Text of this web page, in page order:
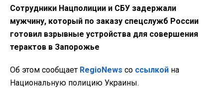
Сотрудники Нацполиции и СБУ задержали
мужчину, который по заказу спецслужб России
готовил взрывные устройства для совершения
терактов в Запорожье
Об этом сообщает RegioNews со ссылкой на
Национальную полицию Украины.